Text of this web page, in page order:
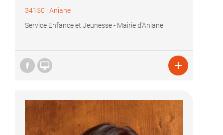
34150 | Aniane
Service Enfance et Jeunesse - Mairie d'Aniane
 